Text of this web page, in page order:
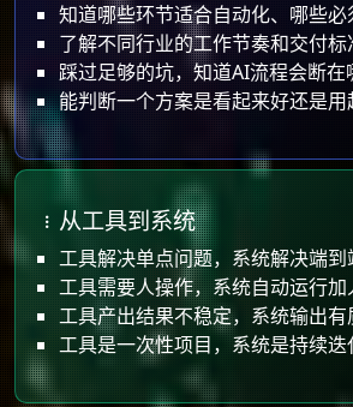
知道哪些环节适合自动化、哪些
了解不同行业的工作节奏和交付标
踩过足够的坑，知道AI流程会断在
能判断一个方案是看起来好还是用
从工具到系统
工具解决单点问题，系统解决端到
工具需要人操作，系统自动运行加
工具产出结果不稳定，系统输出有
工具是一次性项目，系统是持续迭